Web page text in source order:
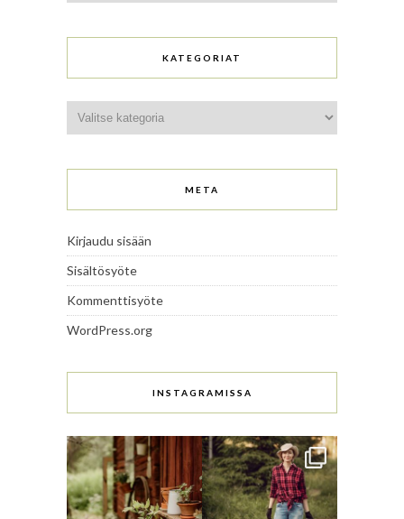
KATEGORIAT
META
Kirjaudu sisään
Sisältösyöte
Kommenttisyöte
WordPress.org
INSTAGRAMISSA